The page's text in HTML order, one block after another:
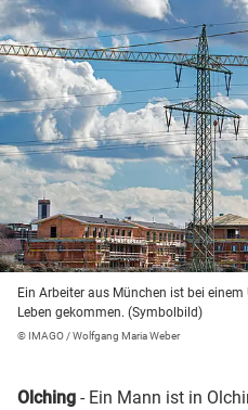
Ein Arbeiter aus München ist bei
Leben gekommen. (Symbolbild)
© IMAGO / Wolfgang Maria Weber
Olching - Ein Mann ist in